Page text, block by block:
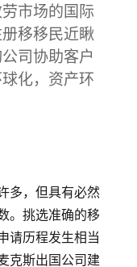
市场的国际
移移民近瞅
司协助客户
化，资产环
，但具有必然
。挑选准确的移
请历程发生相当
克斯出国公司建